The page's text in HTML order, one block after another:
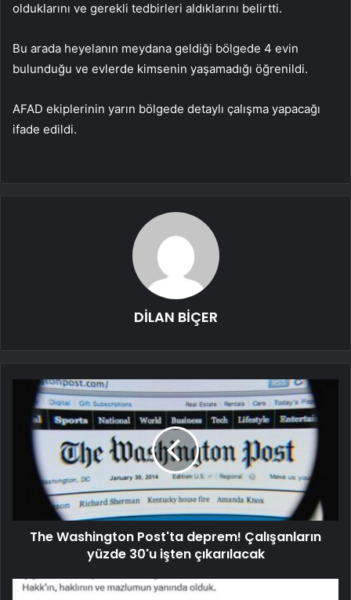
olduklarını ve gerekli tedbirleri aldıklarını belirtti.
Bu arada heyelanın meydana geldiği bölgede 4 evin
bulunduğu ve evlerde kimsenin yaşamadığı öğrenildi.
AFAD ekiplerinin yarın bölgede detaylı çalışma yapacağı
ifade edildi.
DİLAN BİÇER
The Washington Post'ta deprem! Çalışanların
yüzde 30'u işten çıkarılacak